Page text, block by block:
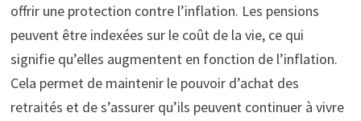
offrir une protection contre l’inflation. Les pensions
peuvent être indexées sur le coût de la vie, ce qui
signifie qu’elles augmentent en fonction de l’inflation.
Cela permet de maintenir le pouvoir d’achat des
retraités et de s’assurer qu’ils peuvent continuer à vivre